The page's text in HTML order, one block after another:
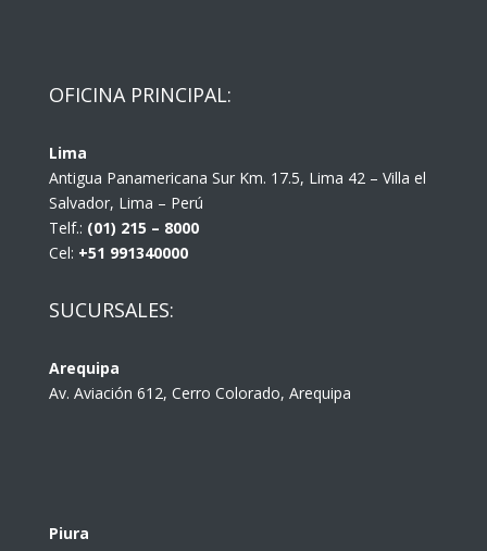
OFICINA PRINCIPAL:
Lima
Antigua Panamericana Sur Km. 17.5, Lima 42 – Villa el
Salvador, Lima – Perú
Telf.: (01) 215 – 8000
Cel: +51 991340000
SUCURSALES:
Arequipa
Av. Aviación 612, Cerro Colorado, Arequipa
Piura